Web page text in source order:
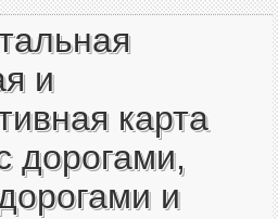
и
карта
дорогами,
и